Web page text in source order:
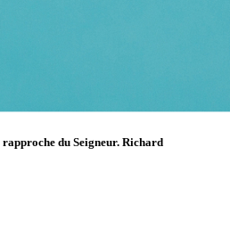
du Seigneur. Richard